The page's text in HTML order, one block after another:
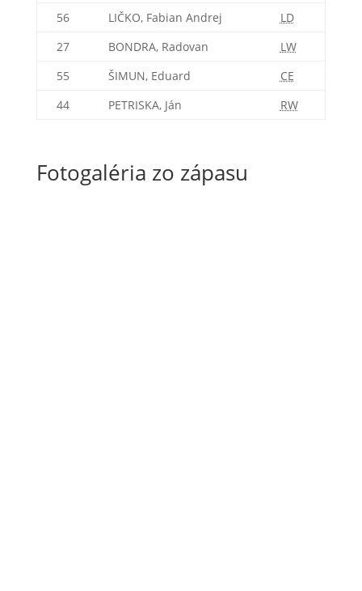
56
LIČKO, Fabian Andrej
LD
27
BONDRA, Radovan
LW
55
ŠIMUN, Eduard
CE
44
PETRISKA, Ján RW
Fotogaléria zo zápasu